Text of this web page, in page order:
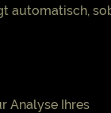
automatisch,
Analyse Ihres